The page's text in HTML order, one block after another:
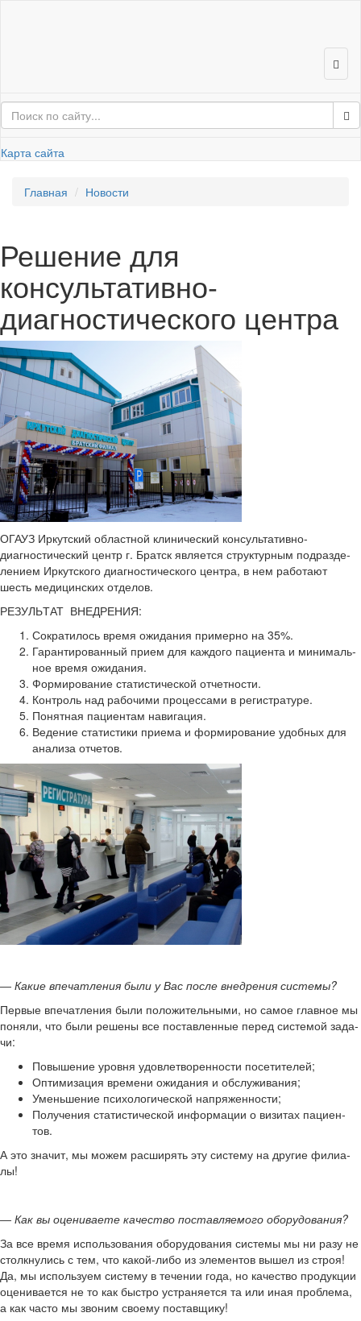
Карта сайта
Глав­ная Но­во­сти
Ре­ше­ние для
консультативно-​
диагностического цен­тра
ОГАУЗ Ир­кут­ский об­ласт­ной кли­ни­че­ский консультативно-​
диагностический центр г. Братск яв­ля­ет­ся струк­тур­ным под­раз­де­
ле­ни­ем Ир­кут­ско­го ди­а­гно­сти­че­ско­го цен­тра, в нем ра­бо­та­ют
шесть ме­ди­цин­ских от­де­лов.
РЕ­ЗУЛЬ­ТАТ ВНЕД­РЕ­НИЯ:
Со­кра­ти­лось время ожи­да­ния при­мер­но на 35%.
Га­ран­ти­ро­ван­ный прием для каж­до­го па­ци­ен­та и ми­ни­маль­
ное время ожи­да­ния.
Фор­ми­ро­ва­ние ста­ти­сти­че­ской от­чет­но­сти.
Кон­троль над ра­бо­чи­ми про­цес­са­ми в ре­ги­стра­ту­ре.
По­нят­ная па­ци­ен­там на­ви­га­ция.
Ве­де­ние ста­ти­сти­ки при­е­ма и фор­ми­ро­ва­ние удоб­ных для
ана­ли­за от­че­тов.
― Какие впе­чат­ле­ния были у Вас после внед­ре­ния си­сте­мы?
Пер­вые впе­чат­ле­ния были по­ло­жи­тель­ны­ми, но самое глав­ное мы
по­ня­ли, что были ре­ше­ны все по­став­лен­ные перед си­сте­мой за­да­
чи:
По­вы­ше­ние уров­ня удо­вле­тво­рен­но­сти по­се­ти­те­лей;
Оп­ти­ми­за­ция вре­ме­ни ожи­да­ния и об­слу­жи­ва­ния;
Умень­ше­ние пси­хо­ло­ги­че­ской на­пря­жен­но­сти;
По­лу­че­ния ста­ти­сти­че­ской ин­фор­ма­ции о ви­зи­тах па­ци­ен­
тов.
А это зна­чит, мы можем рас­ши­рять эту си­сте­му на дру­гие фи­ли­а­
лы!
― Как вы оце­ни­ва­е­те ка­че­ство по­став­ля­е­мо­го обо­ру­до­ва­ния?
За все время ис­поль­зо­ва­ния обо­ру­до­ва­ния си­сте­мы мы ни разу не
столк­ну­лись с тем, что какой-​либо из эле­мен­тов вышел из строя!
Да, мы ис­поль­зу­ем си­сте­му в те­че­нии года, но ка­че­ство про­дук­ции
оце­ни­ва­ет­ся не то как быст­ро устра­ня­ет­ся та или иная про­бле­ма,
а как часто мы зво­ним сво­е­му по­став­щи­ку!